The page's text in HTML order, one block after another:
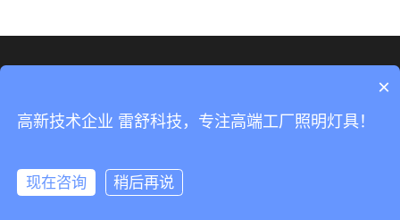
×
高新技术企业 雷舒科技，专注高端工厂照明灯具！
现在咨询 稍后再说